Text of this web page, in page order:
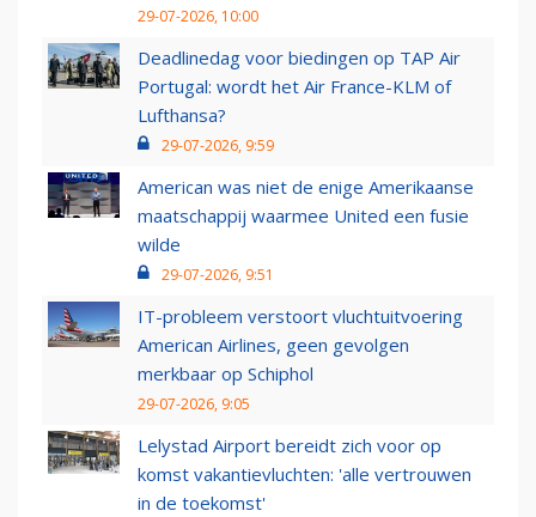
29-07-2026, 10:00
Deadlinedag voor biedingen op TAP Air
Portugal: wordt het Air France-KLM of
Lufthansa?
29-07-2026, 9:59
American was niet de enige Amerikaanse
maatschappij waarmee United een fusie
wilde
29-07-2026, 9:51
IT-probleem verstoort vluchtuitvoering
American Airlines, geen gevolgen
merkbaar op Schiphol
29-07-2026, 9:05
Lelystad Airport bereidt zich voor op
komst vakantievluchten: 'alle vertrouwen
in de toekomst'